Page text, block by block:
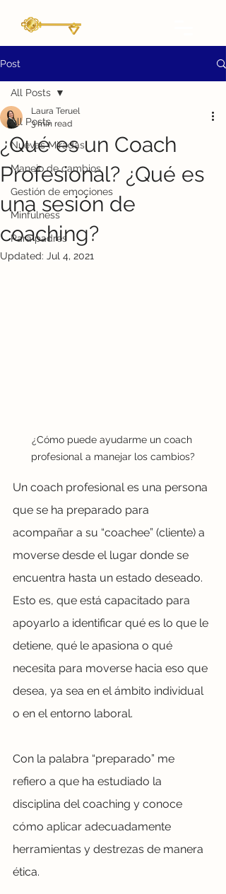
Post
All Posts
Nuevas Miradas
Manejo de cambios
Gestión de emociones
Minfulness
Para padres
All Posts
¿Qué es un Coach
Profesional? ¿Qué es
una sesión de
coaching?
Laura Teruel
3 min read
Updated: Jul 4, 2021
¿Cómo puede ayudarme un coach
profesional a manejar los cambios?
Un coach profesional es una persona
que se ha preparado para
acompañar a su “coachee” (cliente) a
moverse desde el lugar donde se
encuentra hasta un estado deseado.
Esto es, que está capacitado para
apoyarlo a identificar qué es lo que le
detiene, qué le apasiona o qué
necesita para moverse hacia eso que
desea, ya sea en el ámbito individual
o en el entorno laboral.
Con la palabra “preparado” me
refiero a que ha estudiado la
disciplina del coaching y conoce
cómo aplicar adecuadamente
herramientas y destrezas de manera
ética.